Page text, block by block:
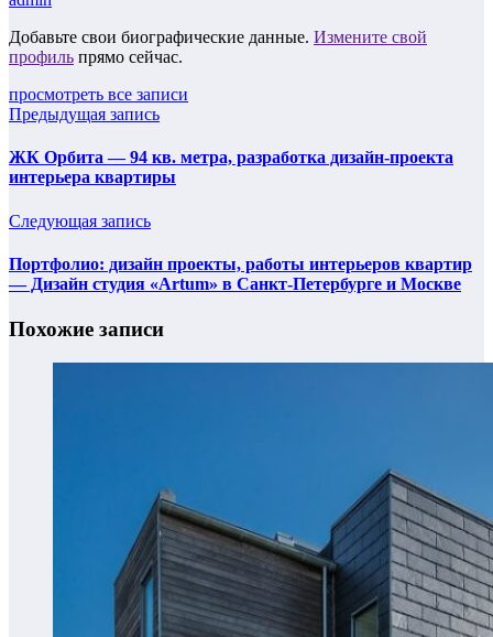
Добавьте свои биографические данные. Измените свой
профиль прямо сейчас.
просмотреть все записи
Предыдущая запись
ЖК Орбита — 94 кв. метра, разработка дизайн-проекта
интерьера квартиры
Следующая запись
Портфолио: дизайн проекты, работы интерьеров квартир
— Дизайн студия «Artum» в Санкт-Петербурге и Москве
Похожие записи